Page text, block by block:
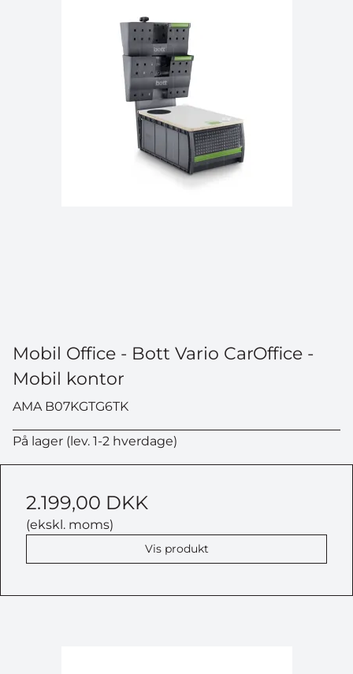
Mobil Office - Bott Vario CarOffice -
Mobil kontor
AMA B07KGTG6TK
På lager (lev. 1-2 hverdage)
2.199,00 DKK
(ekskl. moms)
Vis produkt